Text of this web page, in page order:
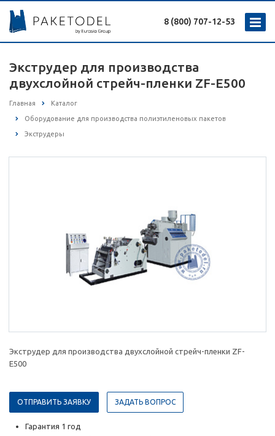
8 (800) 707-12-53
Экструдер для производства
двухслойной стрейч-пленки ZF-E500
Главная Каталог
Оборудование для производства полиэтиленовых пакетов
Экструдеры
Экструдер для производства двухслойной стрейч-пленки ZF-
E500
ОТПРАВИТЬ ЗАЯВКУ ЗАДАТЬ ВОПРОС
Гарантия 1 год